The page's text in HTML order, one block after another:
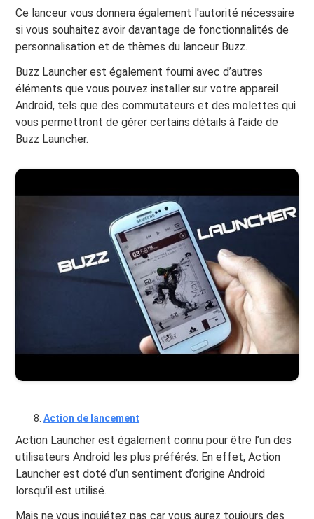
Ce lanceur vous donnera également l'autorité nécessaire
si vous souhaitez avoir davantage de fonctionnalités de
personnalisation et de thèmes du lanceur Buzz.
Buzz Launcher est également fourni avec d’autres
éléments que vous pouvez installer sur votre appareil
Android, tels que des commutateurs et des molettes qui
vous permettront de gérer certains détails à l’aide de
Buzz Launcher.
Action de lancement
Action Launcher est également connu pour être l’un des
utilisateurs Android les plus préférés. En effet, Action
Launcher est doté d’un sentiment d’origine Android
lorsqu’il est utilisé.
Mais ne vous inquiétez pas car vous aurez toujours des